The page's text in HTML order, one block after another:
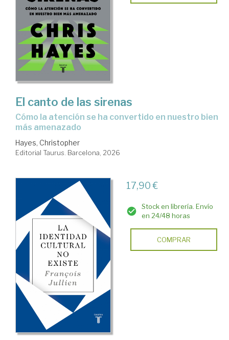
El canto de las sirenas
Cómo la atención se ha convertido en nuestro bien
más amenazado
Hayes, Christopher
Editorial Taurus. Barcelona, 2026
17,90 €
Stock en librería. Envío
en 24/48 horas
COMPRAR